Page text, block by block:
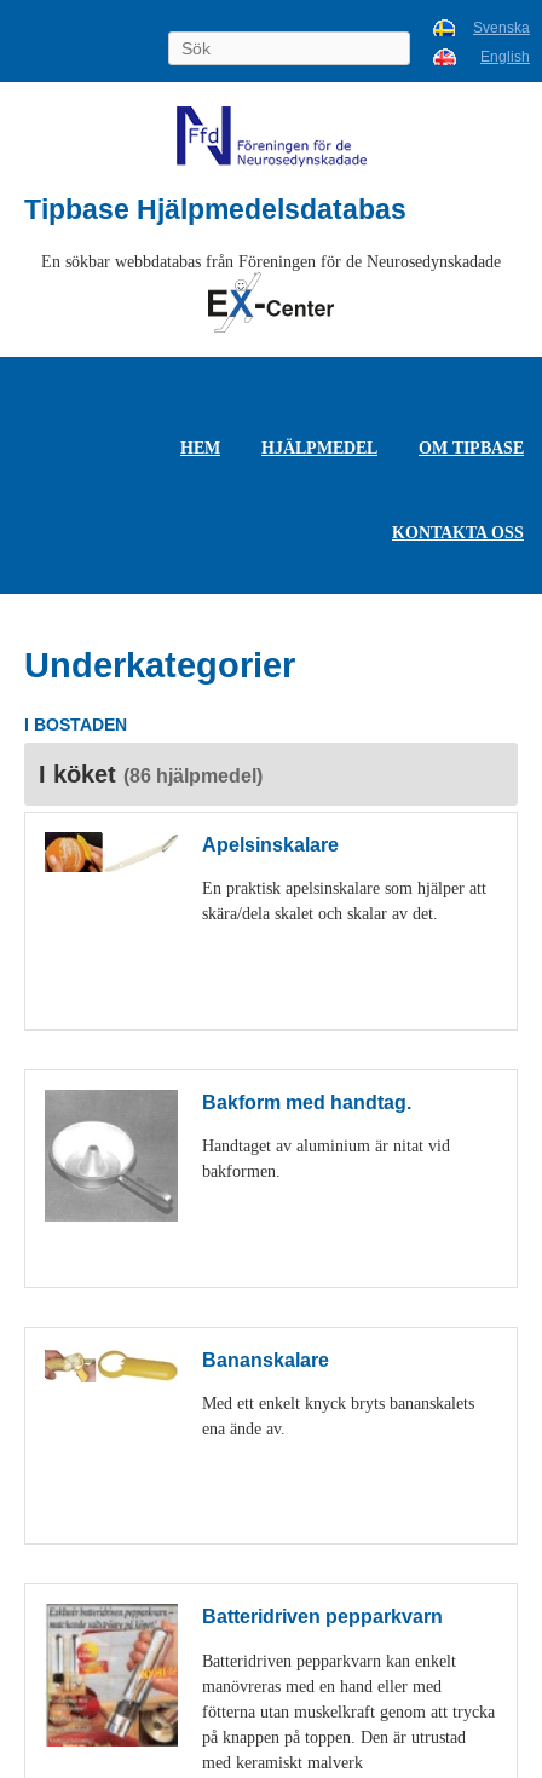
Svenska
English
Tipbase Hjälpmedelsdatabas
En sökbar webbdatabas från Föreningen för de Neurosedynskadade
HEM HJÄLPMEDEL OM TIPBASE
KONTAKTA OSS
Underkategorier
I BOSTADEN
I köket (86 hjälpmedel)
Apelsinskalare
En praktisk apelsinskalare som hjälper att
skära/dela skalet och skalar av det.
Bakform med handtag.
Handtaget av aluminium är nitat vid
bakformen.
Bananskalare
Med ett enkelt knyck bryts bananskalets
ena ände av.
Batteridriven pepparkvarn
Batteridriven pepparkvarn kan enkelt
manövreras med en hand eller med
fötterna utan muskelkraft genom att trycka
på knappen på toppen. Den är utrustad
med keramiskt malverk